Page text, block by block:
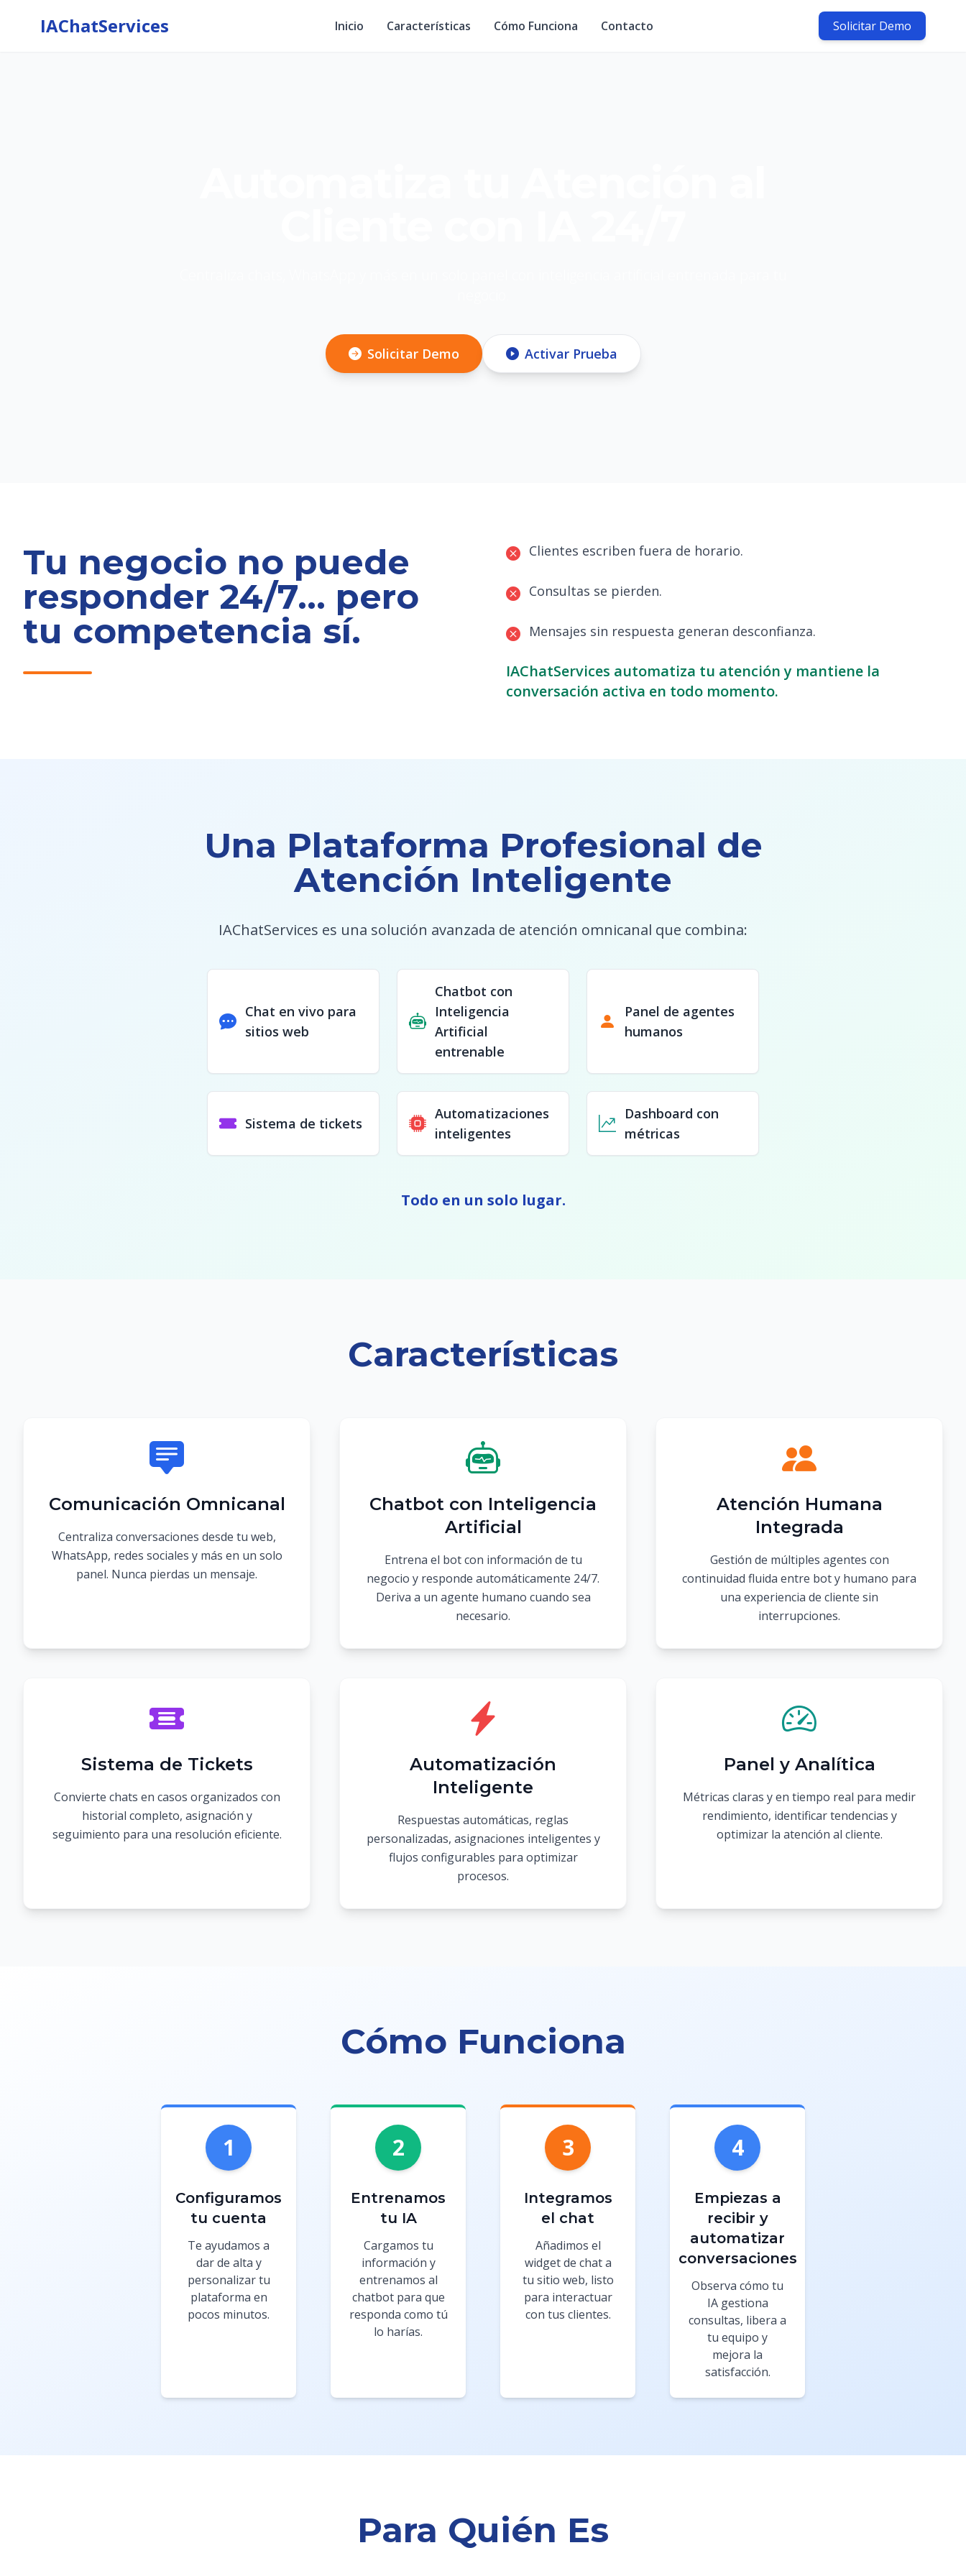
IAChatServices Inicio Características Cómo Funciona Contacto Solicitar Demo
Solicitar Demo Activar Prueba
Tu negocio no puede
responder 24/7… pero
tu competencia sí.
Clientes escriben fuera de horario.
Consultas se pierden.
Mensajes sin respuesta generan desconfianza.
IAChatServices automatiza tu atención y mantiene la
conversación activa en todo momento.
Una Plataforma Profesional de
Atención Inteligente
IAChatServices es una solución avanzada de atención omnicanal que combina:
Chat en vivo para
sitios web
Chatbot con
Inteligencia
Artificial
entrenable
Panel de agentes
humanos
Sistema de tickets
Automatizaciones
inteligentes
Dashboard con
métricas
Todo en un solo lugar.
Características
Comunicación Omnicanal
Centraliza conversaciones desde tu web,
WhatsApp, redes sociales y más en un solo
panel. Nunca pierdas un mensaje.
Chatbot con Inteligencia
Artificial
Entrena el bot con información de tu
negocio y responde automáticamente 24/7.
Deriva a un agente humano cuando sea
necesario.
Atención Humana
Integrada
Gestión de múltiples agentes con
continuidad fluida entre bot y humano para
una experiencia de cliente sin
interrupciones.
Sistema de Tickets
Convierte chats en casos organizados con
historial completo, asignación y
seguimiento para una resolución eficiente.
Automatización
Inteligente
Respuestas automáticas, reglas
personalizadas, asignaciones inteligentes y
flujos configurables para optimizar
procesos.
Panel y Analítica
Métricas claras y en tiempo real para medir
rendimiento, identificar tendencias y
optimizar la atención al cliente.
Cómo Funciona
1
Configuramos
tu cuenta
Te ayudamos a
dar de alta y
personalizar tu
plataforma en
pocos minutos.
2
Entrenamos
tu IA
Cargamos tu
información y
entrenamos al
chatbot para que
responda como tú
lo harías.
3
Integramos
el chat
Añadimos el
widget de chat a
tu sitio web, listo
para interactuar
con tus clientes.
4
Empiezas a
recibir y
automatizar
conversaciones
Observa cómo tu
IA gestiona
consultas, libera a
tu equipo y
mejora la
satisfacción.
Para Quién Es